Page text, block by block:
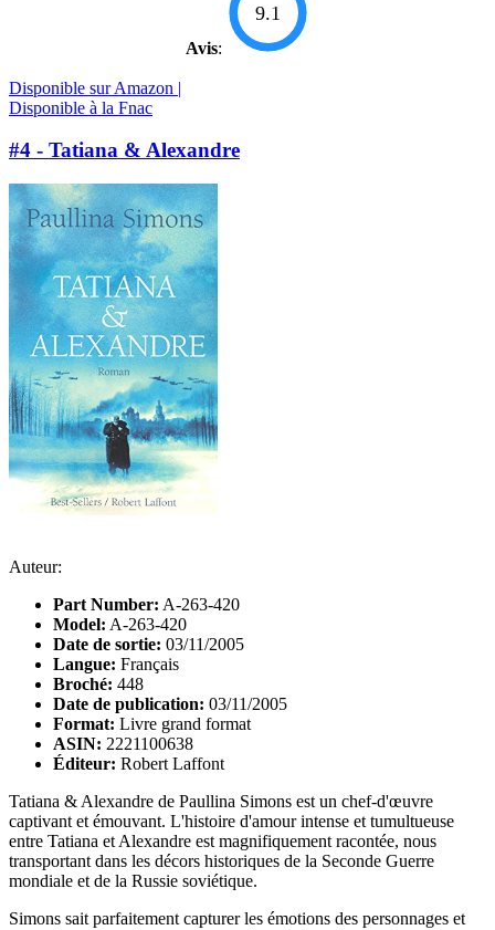
Avis:
9.1
Disponible sur Amazon |
Disponible à la Fnac
#4 - Tatiana & Alexandre
Auteur:
Part Number: A-263-420
Model: A-263-420
Date de sortie: 03/11/2005
Langue: Français
Broché: 448
Date de publication: 03/11/2005
Format: Livre grand format
ASIN: 2221100638
Éditeur: Robert Laffont
Tatiana & Alexandre de Paullina Simons est un chef-d'œuvre
captivant et émouvant. L'histoire d'amour intense et tumultueuse
entre Tatiana et Alexandre est magnifiquement racontée, nous
transportant dans les décors historiques de la Seconde Guerre
mondiale et de la Russie soviétique.
Simons sait parfaitement capturer les émotions des personnages et